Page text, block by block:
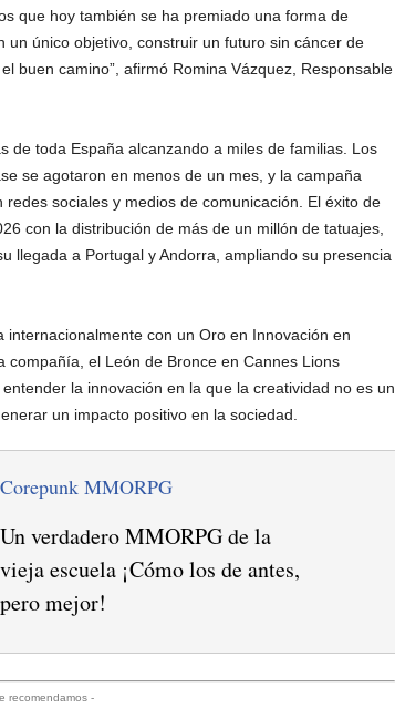
que hoy también se ha premiado una forma de
único objetivo, construir un futuro sin cáncer de
buen camino”, afirmó Romina Vázquez, Responsable
de toda España alcanzando a miles de familias. Los
se agotaron en menos de un mes, y la campaña
sociales y medios de comunicación. El éxito de
con la distribución de más de un millón de tatuajes,
llegada a Portugal y Andorra, ampliando su presencia
internacionalmente con un Oro en Innovación en
compañía, el León de Bronce en Cannes Lions
la innovación en la que la creatividad no es un
un impacto positivo en la sociedad.
Corepunk MMORPG
Un verdadero MMORPG de la
vieja escuela ¡Cómo los de antes,
pero mejor!
recomendamos -